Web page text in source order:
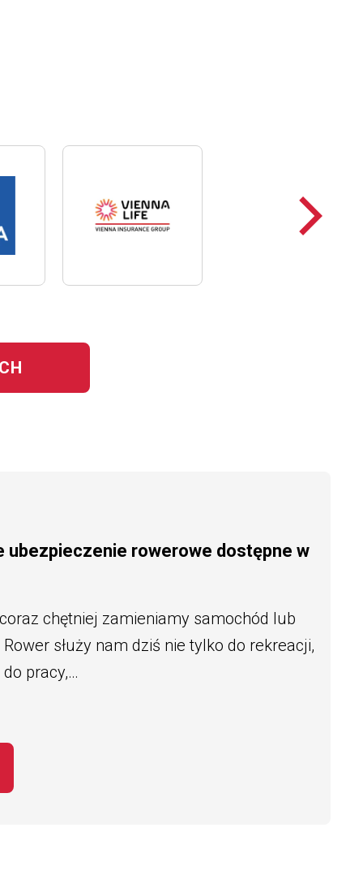
loga
ubezpieczenie rowerowe dostępne w
chętniej zamieniamy samochód lub
służy nam dziś nie tylko do rekreacji,
pracy,…